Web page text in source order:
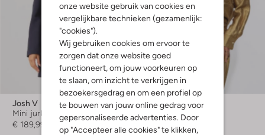
onze website gebruik van cookies en
vergelijkbare technieken (gezamenlijk:
"cookies").
Wij gebruiken cookies om ervoor te
zorgen dat onze website goed
functioneert, om jouw voorkeuren op
te slaan, om inzicht te verkrijgen in
bezoekersgedrag en om een profiel op
te bouwen van jouw online gedrag voor
gepersonaliseerde advertenties. Door
op "Accepteer alle cookies" te klikken,
Josh V
Mini jurk
€ 189,99
-50%
Josh V
Blouse
€ 159,99 € 79,99